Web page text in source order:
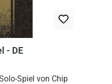
- DE
Spiel von Chip